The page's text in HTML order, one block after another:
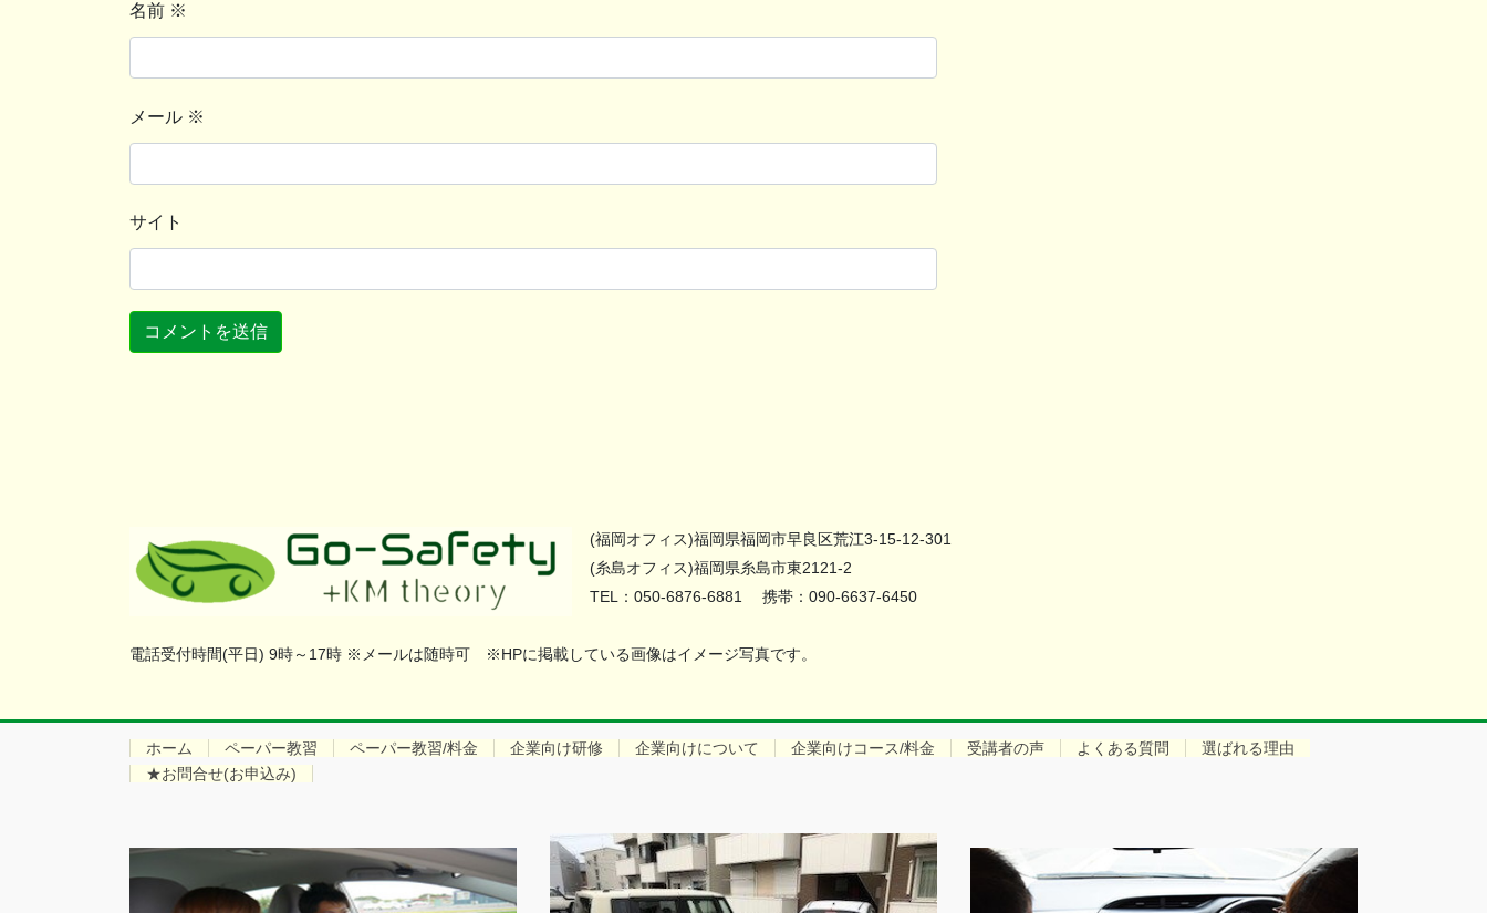
名前 ※
メール ※
サイト
(福岡オフィス)福岡県福岡市早良区荒江3-15-12-301
(糸島オフィス)福岡県糸島市東2121-2
TEL：050-6876-6881 携帯：090-6637-6450
電話受付時間(平日) 9時～17時 ※メールは随時可 ※HPに掲載している画像はイメージ写真です。
ホーム ペーパー教習 ペーパー教習/料金 企業向け研修 企業向けについて 企業向けコース/料金 受講者の声 よくある質問
選ばれる理由
★お問合せ(お申込み)